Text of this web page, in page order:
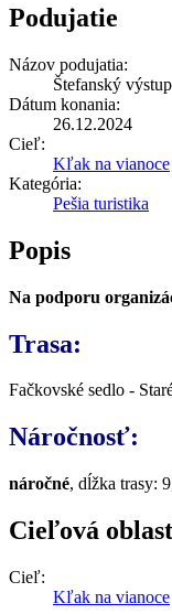
Podujatie
Názov podujatia:
Štefanský
Dátum konania:
26.12.2024
Cieľ:
Kľak na vianoce
Kategória:
Pešia turistika
Popis
Na podporu
Trasa:
Fačkovské sedlo -
Náročnosť:
náročné, dĺžka trasy:
Cieľová
Cieľ:
Kľak na vianoce